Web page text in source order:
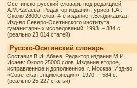
Осетинско-русский словарь под редакцией
А.М.Касаева, Редактор издания Гуриев Т.А.:
Около 28000 слов. 4-е издание. г.Владикавказ,
Изд-во Северо-Осетинского института
гуманитарных исследований, 1993. – 384 с.
(реально 23 014 статей)
Русско-Осетинский словарь
Составил В.И. Абаев. Редактор издания М.И.
Исаев: Около 25000 слов. Издание второе,
исправленное и дополненное. г. Москва, Изд-во
«Советская энциклопедия», 1970. – 584 с.
(реально 25 227 статьи)